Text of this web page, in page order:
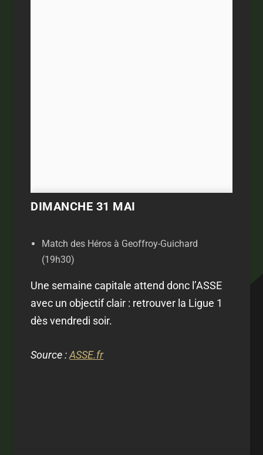
DIMANCHE 31 MAI
Match des Héros à Geoffroy-Guichard
(19h30)
Une semaine capitale attend donc l’ASSE
avec un objectif clair : retrouver la Ligue 1
dès vendredi soir.
Source :ASSE.fr